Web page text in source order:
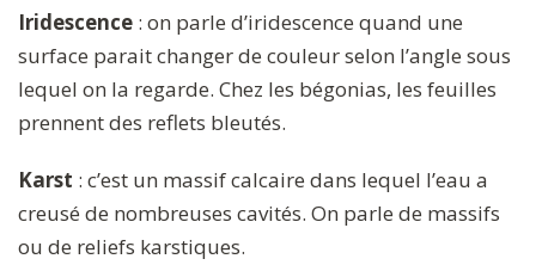
Iridescence : on parle d’iridescence quand une
surface parait changer de couleur selon l’angle sous
lequel on la regarde. Chez les bégonias, les feuilles
prennent des reflets bleutés.
Karst : c’est un massif calcaire dans lequel l’eau a
creusé de nombreuses cavités. On parle de massifs
ou de reliefs karstiques.